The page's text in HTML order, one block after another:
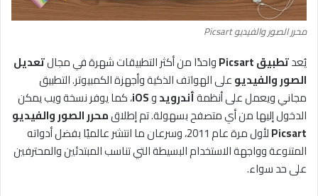
محرر الصور والفيديو Picsart
يُعدتطبيق Picsart واحدًا من أكثر التطبيقات شهرة في مجالتعديل
الصور والفيديوعلى الهواتف الذكية وأجهزة الكمبيوتر. التطبيق
مجاني ويعمل على أنظمةأندرويدوiOS، كما يوفر نسخة ويب يمكن
الدخول إليها من أي متصفح بسهولة. تم إطلاقمحرر الصور والفيديو
Picsart
لأول مرة عام 2011، وسرعان ما انتشر عالميًا بفضل أدواته
المتنوعة وواجهة الاستخدام البسيطة التي تناسب المبتدئين والمحترفين
على حد سواء.